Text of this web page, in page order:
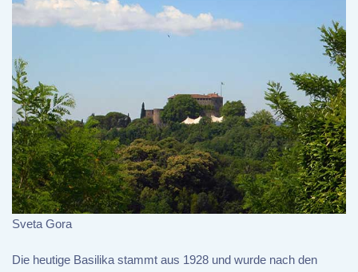
Sveta Gora
Die heutige Basilika stammt aus 1928 und wurde nach den